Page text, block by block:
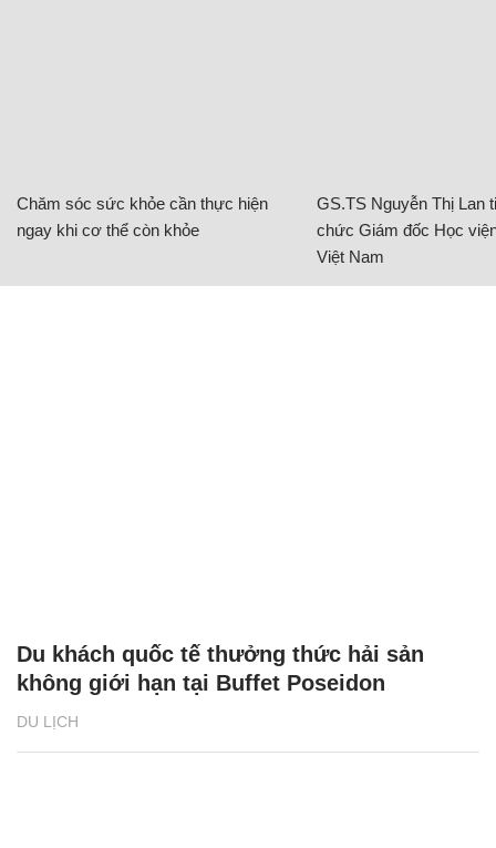
Chăm sóc sức khỏe cần thực hiện
ngay khi cơ thể còn khỏe
GS.TS Nguyễn Thị Lan
chức Giám đốc Học
Việt Nam
DU LỊCH
Du khách quốc tế thưởng thức hải sản
không giới hạn tại Buffet Poseidon